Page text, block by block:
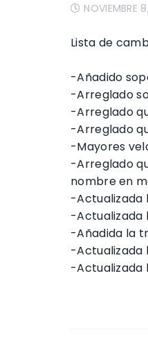
NOVIEMBRE
Lista de
-Añadido
-Arreglado
-Arreglado
-Arreglado
-Mayores
-Arreglado
nombre en
-Actualizada
-Actualizada
-Añadida la
-Actualizada
-Actualizada